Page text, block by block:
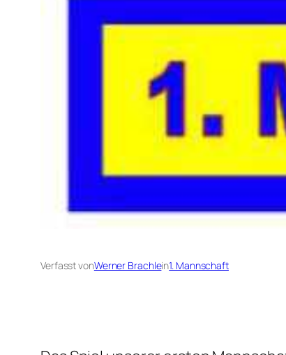
Verfasst vonWerner Brachlein1. Mannschaft